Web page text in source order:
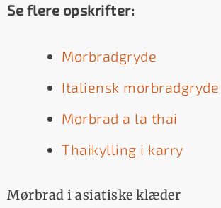
Se flere opskrifter:
Mørbradgryde
Italiensk mørbradgryde
Mørbrad a la thai
Thaikylling i karry
Mørbrad i asiatiske klæder